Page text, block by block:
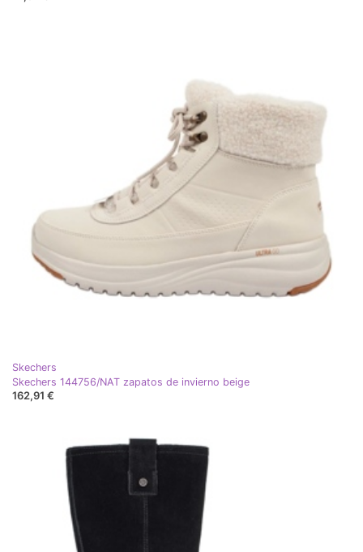
Skechers
Skechers 144756/NAT zapatos de invierno beige
162,91 €